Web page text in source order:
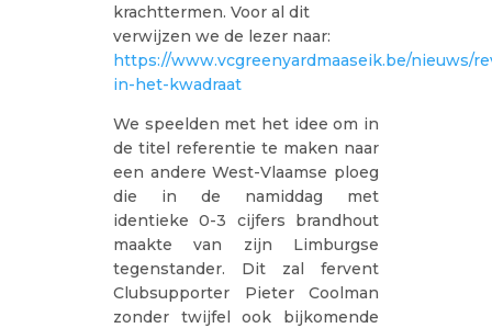
krachttermen. Voor al dit
verwijzen we de lezer naar:
https://www.vcgreenyardmaaseik.be/nieuws/
in-het-kwadraat
We speelden met het idee om in
de titel referentie te maken naar
een andere West-Vlaamse ploeg
die in de namiddag met
identieke 0-3 cijfers brandhout
maakte van zijn Limburgse
tegenstander. Dit zal fervent
Clubsupporter Pieter Coolman
zonder twijfel ook bijkomende